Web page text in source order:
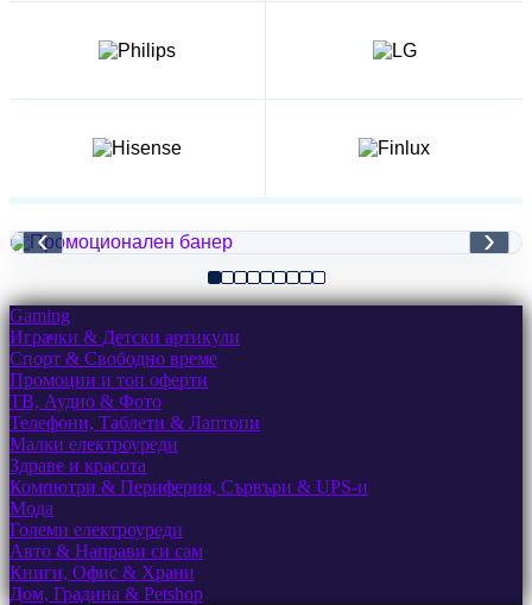
‹ ›
Gaming
Играчки & Детски артикули
Спорт & Свободно време
Промоции и топ оферти
ТВ, Аудио & Фото
Телефони, Таблети & Лаптопи
Малки електроуреди
Здраве и красота
Компютри & Периферия, Сървъри & UPS-и
Мода
Големи електроуреди
Авто & Направи си сам
Книги, Офис & Храни
Дом, Градина & Petshop